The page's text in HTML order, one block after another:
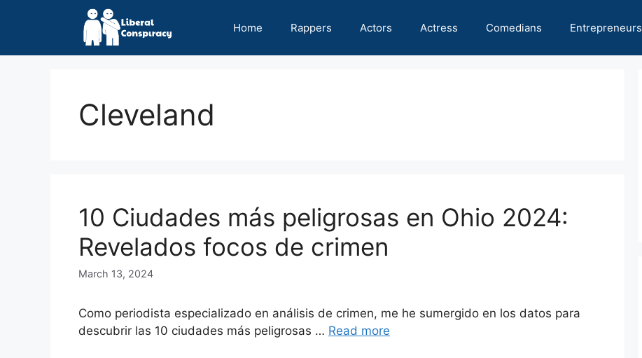
Home Rappers Actors Actress Comedians Entrepreneurs
Cleveland
10 Ciudades más peligrosas en Ohio 2024:
Revelados focos de crimen
March 13, 2024
Como periodista especializado en análisis de crimen, me he sumergido en los datos para
descubrir las 10 ciudades más peligrosas … Read more